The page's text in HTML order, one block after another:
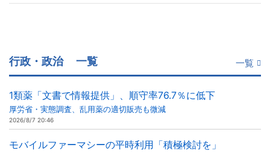
行政・政治 一覧 一覧
1類薬「文書で情報提供」、順守率76.7％に低下
厚労省・実態調査、乱用薬の適切販売も微減
2026/8/7 20:46
モバイルファーマシーの平時利用「積極検討を」